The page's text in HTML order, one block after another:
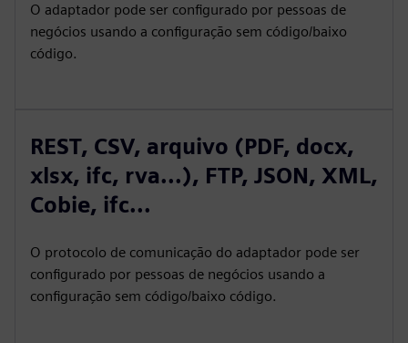
O adaptador pode ser configurado por pessoas de
negócios usando a configuração sem código/baixo
código.
REST, CSV, arquivo (PDF, docx,
xlsx, ifc, rva...), FTP, JSON, XML,
Cobie, ifc...
O protocolo de comunicação do adaptador pode ser
configurado por pessoas de negócios usando a
configuração sem código/baixo código.